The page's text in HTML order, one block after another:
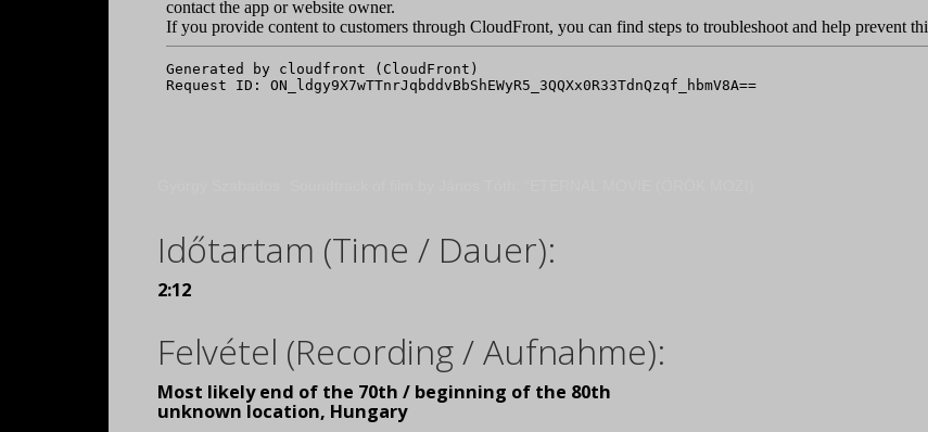
Időtartam (Time / Dauer):
2:12
Felvétel (Recording / Aufnahme):
Most likely end of the 70th / beginning of the 80th
unknown location, Hungary